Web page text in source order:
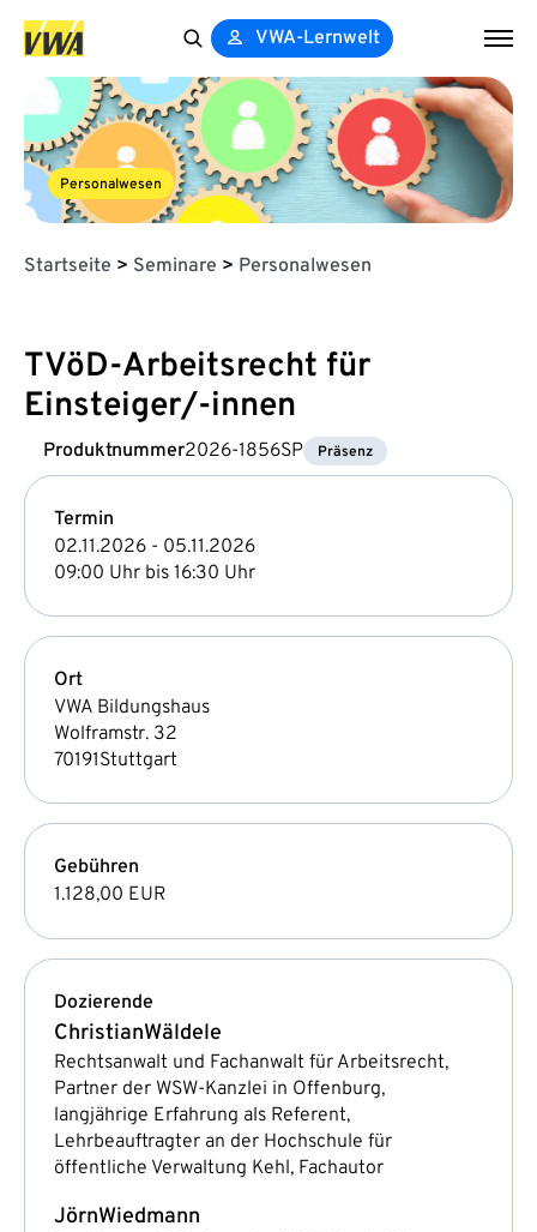
for:
VWA-Lernwelt
Personalwesen
Startseite > Seminare > Personalwesen
TVöD-Arbeitsrecht für
Einsteiger/-innen
Produktnummer2026-1856SP Präsenz
Termin
02.11.2026 - 05.11.2026
09:00 Uhr bis 16:30 Uhr
Ort
VWA Bildungshaus
Wolframstr. 32
70191Stuttgart
Gebühren
1.128,00 EUR
Dozierende
ChristianWäldele
Rechtsanwalt und Fachanwalt für Arbeitsrecht,
Partner der WSW-Kanzlei in Offenburg,
langjährige Erfahrung als Referent,
Lehrbeauftragter an der Hochschule für
öffentliche Verwaltung Kehl, Fachautor
JörnWiedmann